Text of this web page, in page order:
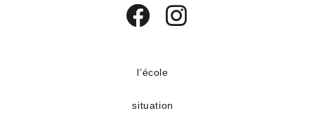
un
onglet
l’école
situation